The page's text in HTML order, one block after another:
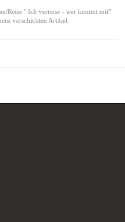
Reise " Ich verreise - wer kommt mit"
verschickten Artikel.